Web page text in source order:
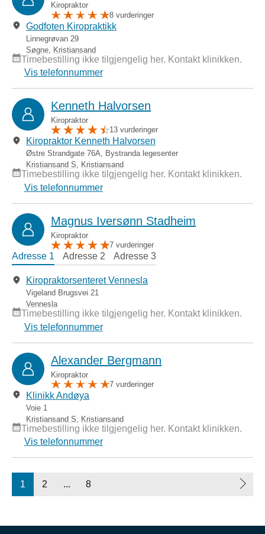
Kiropraktor
8 vurderinger
Godfoten Kiropraktikk
Linnegrøvan 29
Søgne Kristiansand
Timebestilling ikke tilgjengelig her. Kontakt klinikken.
Vis telefonnummer
Kenneth Halvorsen
Kiropraktor
13 vurderinger
Kiropraktor Kenneth Halvorsen
Østre Strandgate 76A, Bystranda legesenter
Kristiansand S, Kristiansand
Timebestilling ikke tilgjengelig her. Kontakt klinikken.
Vis telefonnummer
Magnus Iversønn Stadheim
Kiropraktor
7 vurderinger
Adresse 1 Adresse 2 Adresse 3
Kiropraktorsenteret Vennesla
Vigeland Brugsvei 21
Vennesla
Timebestilling ikke tilgjengelig her. Kontakt klinikken.
Vis telefonnummer
Alexander Bergmann
Kiropraktor
7 vurderinger
Klinikk Andøya
Voie 1
Kristiansand S
Kristiansand
Timebestilling ikke tilgjengelig her. Kontakt klinikken.
Vis telefonnummer
1 2 ... 8